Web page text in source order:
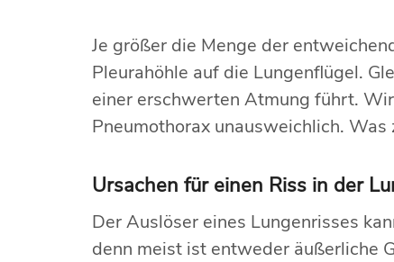
Je größer die Menge der
Pleurahöhle auf die Lungenflügel.
einer erschwerten Atmung führt.
Pneumothorax unausweichlich.
Ursachen für einen Riss in der
Der Auslöser eines Lungenrisses
denn meist ist entweder äußerliche